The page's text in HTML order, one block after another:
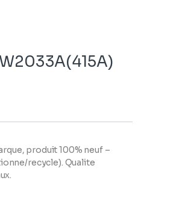
produit 100% neuf –
recycle). Qualite